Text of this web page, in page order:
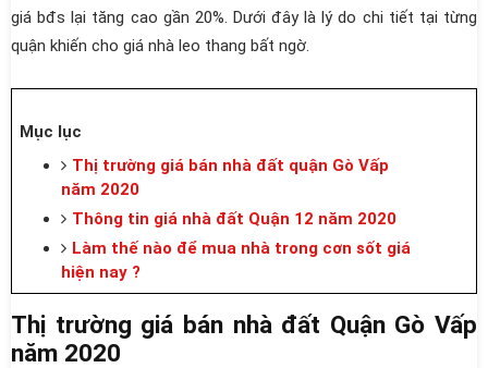
giá bđs lại tăng cao gần 20%. Dưới đây là lý do chi tiết tại từng
quận khiến cho giá nhà leo thang bất ngờ.
Mục lục
Thị trường giá bán nhà đất quận Gò Vấp
năm 2020
Thông tin giá nhà đất Quận 12 năm 2020
Làm thế nào để mua nhà trong cơn sốt giá
hiện nay ?
Thị trường giá bán nhà đất Quận Gò Vấp
năm 2020